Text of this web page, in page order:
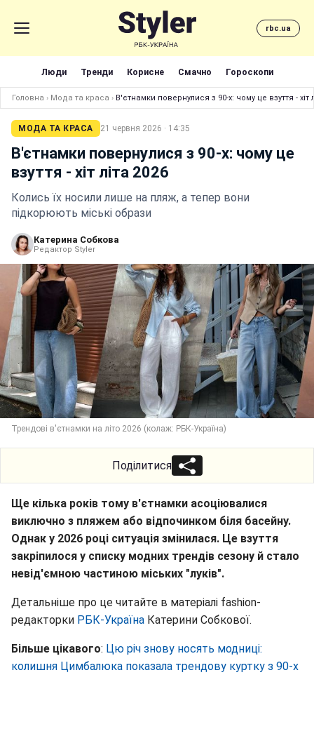
rbc.ua
Люди Тренди Корисне Смачно Гороскопи
Головна › Мода та краса › В'єтнамки повернулися з 90-х: чому це взуття - хіт
МОДА ТА КРАСА 21 червня 2026 · 14:35
В'єтнамки повернулися з 90-х: чому це
взуття - хіт літа 2026
Колись їх носили лише на пляж, а тепер вони
підкорюють міські образи
Катерина Собкова
Редактор Styler
Трендові в'єтнамки на літо 2026 (колаж: РБК-Україна)
Поділитися
Ще кілька років тому в'єтнамки асоціювалися
виключно з пляжем або відпочинком біля басейну.
Однак у 2026 році ситуація змінилася. Це взуття
закріпилося у списку модних трендів сезону й стало
невід'ємною частиною міських "луків".
Детальніше про це читайте в матеріалі fashion-
редакторки РБК-Україна Катерини Собкової.
Більше цікавого: Цю річ знову носять модниці:
колишня Цимбалюка показала трендову куртку з 90-х